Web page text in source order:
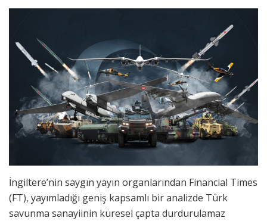
​İngiltere’nin saygın yayın organlarından Financial Times
(FT), yayımladığı geniş kapsamlı bir analizde Türk
savunma sanayiinin küresel çapta durdurulamaz